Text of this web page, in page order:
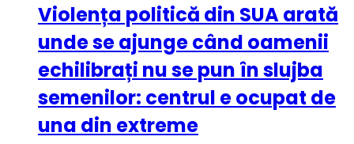
Violența politică din SUA arată
unde se ajunge când oamenii
echilibrați nu se pun în slujba
semenilor: centrul e ocupat de
una din extreme